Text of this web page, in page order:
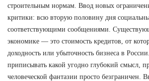
строительным нормам. Ввод новых
критики: всю вторую половину дня
соответствующими сообщениями.
экономике — это стоимость кредитов, от
доходность или убыточность бизнеса в
приписывать какой угодно глубокий смысл,
человеческой фантазии просто безграничен.